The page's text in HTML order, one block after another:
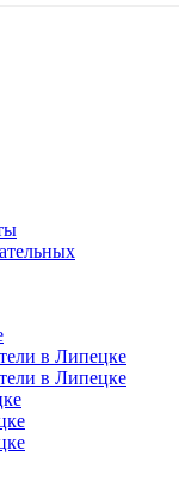
в Липецке
в Липецке